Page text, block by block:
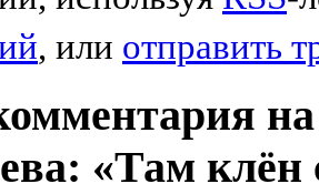
, или отправить
«Там